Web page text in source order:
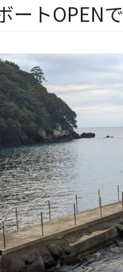
ートOPEN